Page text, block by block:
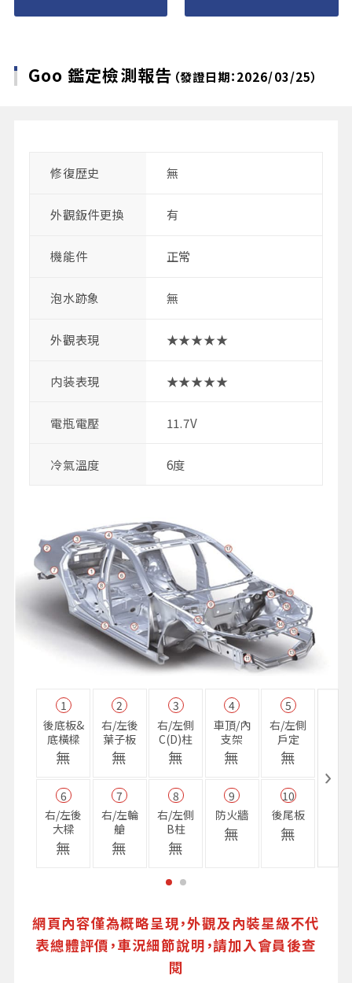
Goo 鑑定檢測報告 （發證日期：2026/03/25）
修復歴史 無
外觀鈑件更換 有
機能件 正常
泡水跡象 無
外觀表現 ★★★★★
内装表現 ★★★★★
電瓶電壓 11.7V
冷氣溫度 6度
1
後底板&
底橫樑
無
2
右/左後
葉子板
無
3
右/左側
C(D)柱
無
4
車頂/內
支架
無
5
右/左側
戶定
無
6
右/左後
大樑
無
7
右/左輪
艙
無
8
右/左側
B柱
無
9
防火牆
無
10
後尾板
無
網頁內容僅為概略呈現，外觀及內裝星級不代
表總體評價，車況細節說明，請加入會員後查
閱